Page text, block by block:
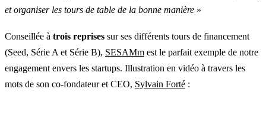
et organiser les tours de table de la bonne manière »
Conseillée à trois reprises sur ses différents tours de financement
(Seed, Série A et Série B), SESAMm est le parfait exemple de notre
engagement envers les startups. Illustration en vidéo à travers les
mots de son co-fondateur et CEO, Sylvain Forté :